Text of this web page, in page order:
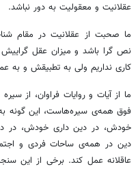
عقلانیت و معقولیت به دور نباشد.
ما صحبت از عقلانیت در مقام
نص گرا باشد و میزان عقل
کاری نداریم ولی به تطبیقش و به
ما از آیات و روایات فراوان، از
فوق همه‌ی سیره‌هاست، این گونه
خودش، در دین داری خودش، در
دین در همه‌ی ساحات فردی و
عاقلانه عمل کند. برخی از این